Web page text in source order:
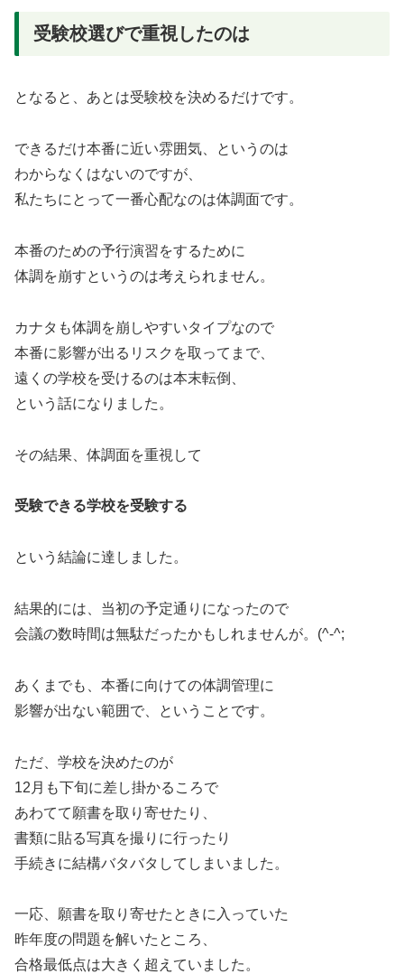
受験校選びで重視したのは
となると、あとは受験校を決めるだけです。
できるだけ本番に近い雰囲気、というのは
わからなくはないのですが、
私たちにとって一番心配なのは体調面です。
本番のための予行演習をするために
体調を崩すというのは考えられません。
カナタも体調を崩しやすいタイプなので
本番に影響が出るリスクを取ってまで、
遠くの学校を受けるのは本末転倒、
という話になりました。
その結果、体調面を重視して
受験できる学校を受験する
という結論に達しました。
結果的には、当初の予定通りになったので
会議の数時間は無駄だったかもしれませんが。(^-^;
あくまでも、本番に向けての体調管理に
影響が出ない範囲で、ということです。
ただ、学校を決めたのが
12月も下旬に差し掛かるころで
あわてて願書を取り寄せたり、
書類に貼る写真を撮りに行ったり
手続きに結構バタバタしてしまいました。
一応、願書を取り寄せたときに入っていた
昨年度の問題を解いたところ、
合格最低点は大きく超えていました。